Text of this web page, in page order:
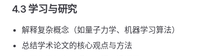
4.3 学习与研究
解释复杂概念（如量子力学、机器学习算法）
总结学术论文的核心观点与方法